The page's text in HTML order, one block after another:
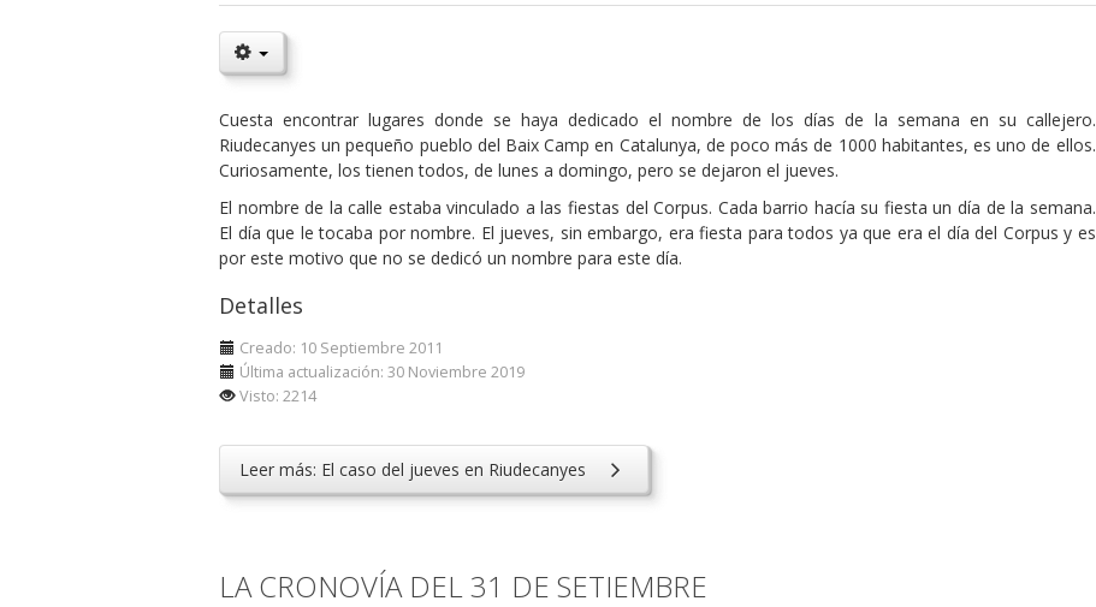
Cuesta encontrar lugares donde se haya dedicado el nombre de los días de la semana en su callejero.
Riudecanyes un pequeño pueblo del Baix Camp en Catalunya, de poco más de 1000 habitantes, es uno de ellos.
Curiosamente, los tienen todos, de lunes a domingo, pero se dejaron el jueves.
El nombre de la calle estaba vinculado a las fiestas del Corpus. Cada barrio hacía su fiesta un día de la semana.
El día que le tocaba por nombre. El jueves, sin embargo, era fiesta para todos ya que era el día del Corpus y es
por este motivo que no se dedicó un nombre para este día.
Detalles
Creado: 10 Septiembre 2011
Última actualización: 30 Noviembre 2019
Visto: 2214
Leer más: El caso del jueves en Riudecanyes
LA CRONOVÍA DEL 31 DE SETIEMBRE